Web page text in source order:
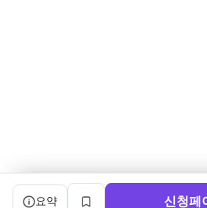
캠프 요약 정보와 상세 도우미, 북마크, 신
요약
신청페